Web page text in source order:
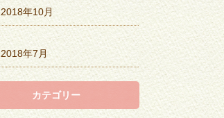
2018年10月
2018年7月
カテゴリー